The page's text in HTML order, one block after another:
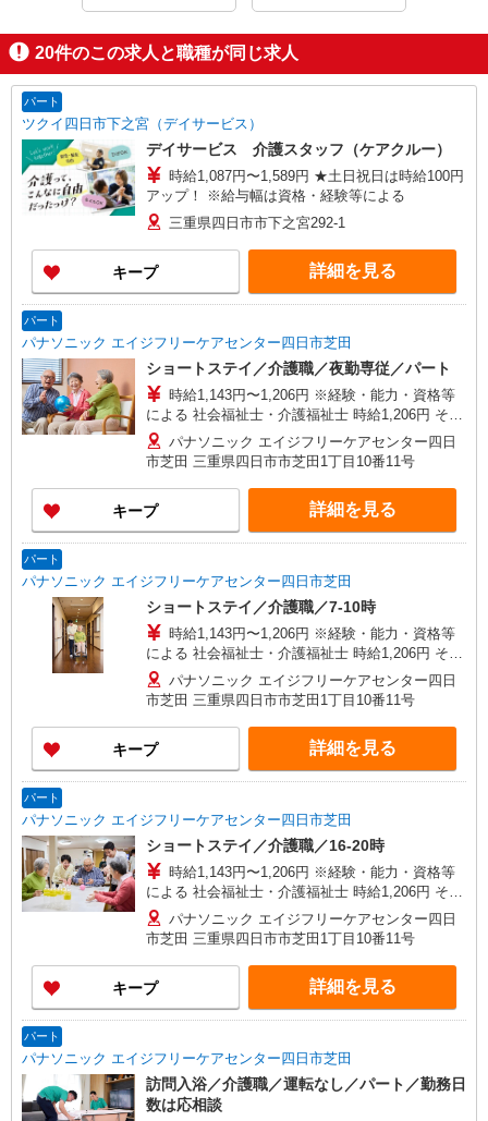
20件のこの求人と職種が同じ求人
パート
ツクイ四日市下之宮（デイサービス）
デイサービス 介護スタッフ（ケアクルー）
時給1,087円〜1,589円 ★土日祝日は時給100円
アップ！ ※給与幅は資格・経験等による
三重県四日市市下之宮292-1
キープ 詳細を見る
パート
パナソニック エイジフリーケアセンター四日市芝田
ショートステイ／介護職／夜勤専従／パート
時給1,143円〜1,206円 ※経験・能力・資格等
による 社会福祉士・介護福祉士 時給1,206円 その
他資格 時給1,143円 ※一律処遇改善加算含む 〇時
間外勤務手当 〇土日祝勤務手当 〇夜勤手当 〇無
事故無違反表彰金 〇年末年始勤務手当
パナソニック エイジフリーケアセンター四日
市芝田 三重県四日市市芝田1丁目10番11号
キープ 詳細を見る
パート
パナソニック エイジフリーケアセンター四日市芝田
ショートステイ／介護職／7-10時
時給1,143円〜1,206円 ※経験・能力・資格等
による 社会福祉士・介護福祉士 時給1,206円 その
他資格 時給1,143円 ※一律処遇改善加算含む 〇時
間外勤務手当 〇土日祝勤務手当 〇夜勤手当 〇深
夜勤務手当 〇無事故無違反表彰金 〇年末年始勤務
手当 〇早朝7:00〜8:00/夜間18:00〜20:00は時給
25％UP
パナソニック エイジフリーケアセンター四日
市芝田 三重県四日市市芝田1丁目10番11号
キープ 詳細を見る
パート
パナソニック エイジフリーケアセンター四日市芝田
ショートステイ／介護職／16-20時
時給1,143円〜1,206円 ※経験・能力・資格等
による 社会福祉士・介護福祉士 時給1,206円 その
他資格 時給1,143円 ※一律処遇改善加算含む 〇時
間外勤務手当 〇土日祝勤務手当 〇夜勤手当 〇深
夜勤務手当 〇無事故無違反表彰金 〇年末年始勤務
手当 〇早朝7:00〜8:00/夜間18:00〜20:00は時給
25％UP
パナソニック エイジフリーケアセンター四日
市芝田 三重県四日市市芝田1丁目10番11号
キープ 詳細を見る
パート
パナソニック エイジフリーケアセンター四日市芝田
訪問入浴／介護職／運転なし／パート／勤務日
数は応相談